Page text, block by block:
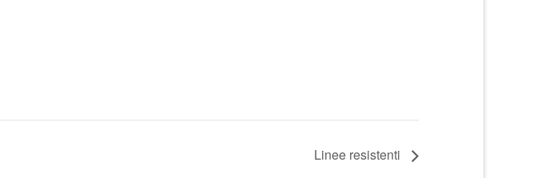
Linee resistenti